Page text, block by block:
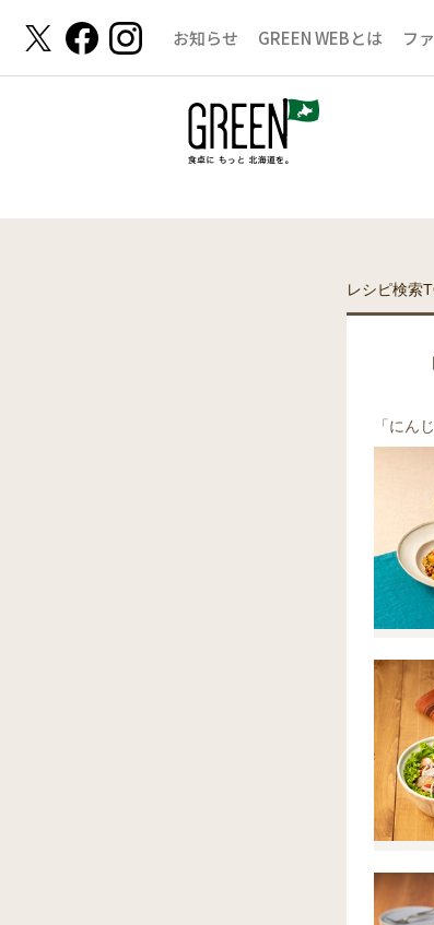
お知らせ GREEN WEBとは フ
レシピ検索
「にん